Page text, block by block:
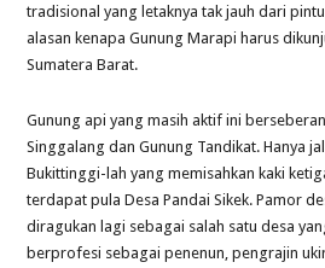
tradisional yang letaknya tak jauh dari
alasan kenapa Gunung Marapi harus
Sumatera Barat.
Gunung api yang masih aktif ini
Singgalang dan Gunung Tandikat. Hanya
Bukittinggi-lah yang memisahkan kaki
terdapat pula Desa Pandai Sikek. Pamor
diragukan lagi sebagai salah satu desa
berprofesi sebagai penenun, pengrajin